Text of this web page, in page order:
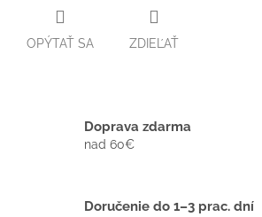
OPÝTAŤ SA ZDIEĽAŤ
Doprava zdarma
nad 60€
Doručenie do 1–3 prac. dní